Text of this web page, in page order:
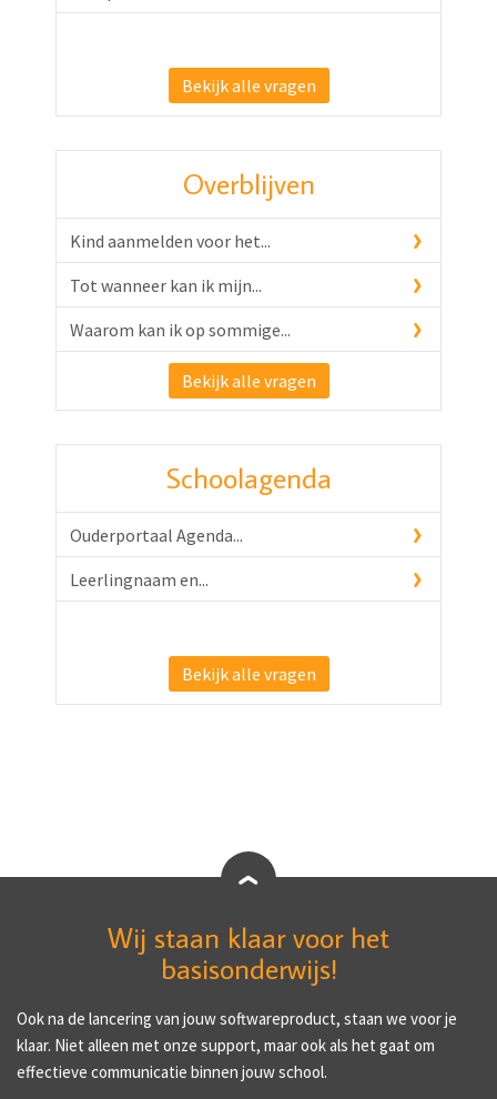
Bekijk alle vragen
Overblijven
Kind aanmelden voor het...
Tot wanneer kan ik mijn...
Waarom kan ik op sommige...
Bekijk alle vragen
Schoolagenda
Ouderportaal Agenda...
Leerlingnaam en...
Bekijk alle vragen
Wij staan klaar voor het
basisonderwijs!
Ook na de lancering van jouw softwareproduct, staan we voor je
klaar. Niet alleen met onze support, maar ook als het gaat om
effectieve communicatie binnen jouw school.